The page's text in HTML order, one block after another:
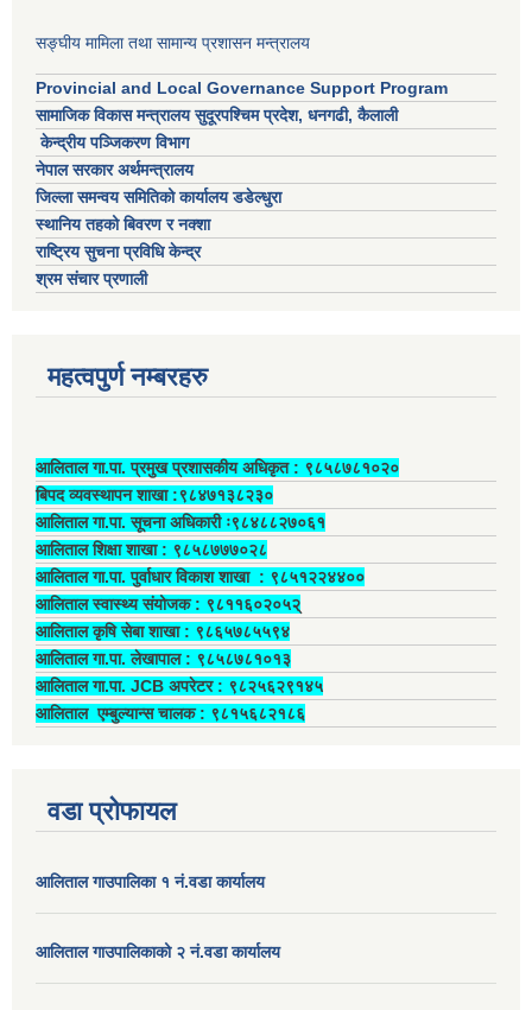
सङ्घीय मामिला तथा सामान्य प्रशासन मन्त्रालय
Provincial and Local Governance Support Program
सामाजिक विकास मन्त्रालय सुदूरपश्चिम प्रदेश, धनगढी, कैलाली
केन्द्रीय पञ्जिकरण विभाग
नेपाल सरकार अर्थमन्त्रालय
जिल्ला समन्वय समितिको कार्यालय डडेल्धुरा
स्थानिय तहको बिवरण र नक्शा
राष्ट्रिय सुचना प्रविधि केन्द्र
श्रम संचार प्रणाली
महत्वपुर्ण नम्बरहरु
आलिताल गा.पा. प्रमुख प्रशासकीय अधिकृत ‍: ९८५८७८१०२०
बिपद व्यवस्थापन शाखा :९८४७१३८२३०
आलिताल गा.पा. सूचना अधिकारी ः९८४८८२७०६१
आलिताल शिक्षा शाखा : ९८५८७७७०२८
आलिताल गा.पा. पुर्वाधार विकाश शाखा ‍: ९८५१२२४४००
आलिताल स्वास्थ्य संयोजक ‍: ९८११६०२०५२्
आलिताल कृषि सेबा शाखा : ९८६५७८५५९४
आलिताल गा.पा. लेखापाल ‍: ९८५८७८१०१३
आलिताल गा.पा. JCB अपरेटर ‍: ९८२५६२९१४५
आलिताल एम्बुल्यान्स चालक ‍: ९८१५६८२१८६
वडा प्रोफायल
आलिताल गाउपालिका १ नं.वडा कार्यालय
आलिताल गाउपालिकाको २ नं.वडा कार्यालय